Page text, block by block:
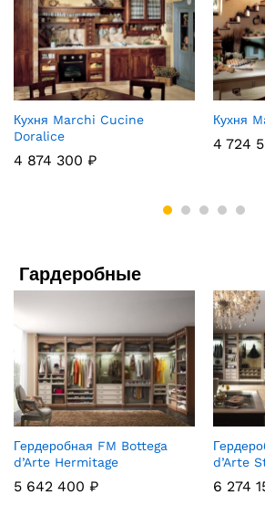
Кухня Marchi Cucine
Doralice
4 874 300 ₽
Кухня
4 724
Гардеробные
Гердеробная FM Bottega
d’Arte Hermitage
5 642 400 ₽
d’Arte
6 274